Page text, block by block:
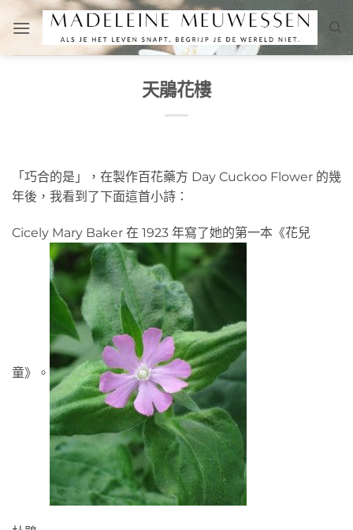
content
天鵑花樓
「巧合的是」，在製作百花藥方 Day Cuckoo Flower 的幾
年後，我看到了下面這首小詩：
Cicely Mary Baker 在 1923 年寫了她的第一本《花兒
童》。